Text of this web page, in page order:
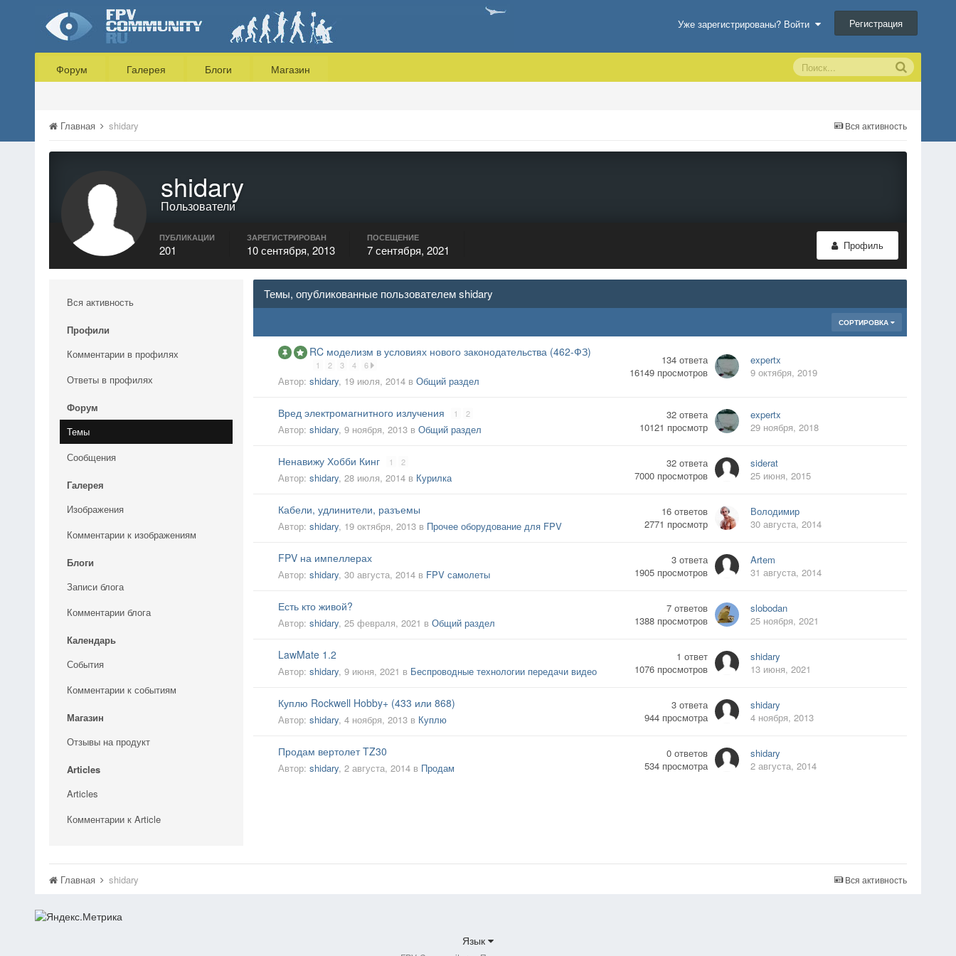
Уже зарегистрированы? Войти Регистрация
Форум Галерея Блоги Магазин
Вся активность
Главная shidary
shidary
Пользователи
Профиль
ПУБЛИКАЦИИ
201
ЗАРЕГИСТРИРОВАН
10 сентября, 2013
ПОСЕЩЕНИЕ
7 сентября, 2021
Вся активность
Профили
Комментарии в профилях
Ответы в профилях
Форум
Темы
Сообщения
Галерея
Изображения
Комментарии к изображениям
Блоги
Записи блога
Комментарии блога
Календарь
События
Комментарии к событиям
Магазин
Отзывы на продукт
Articles
Articles
Комментарии к Article
Темы, опубликованные пользователем shidary
СОРТИРОВКА
RC моделизм в условиях нового законодательства (462-ФЗ)
1 2 3 4 6
Автор: shidary, 19 июля, 2014в Общий раздел
134 ответа
16149 просмотров
expertx
9 октября, 2019
Вред электромагнитного излучения 1 2
Автор: shidary, 9 ноября, 2013в Общий раздел
32 ответа
10121 просмотр
expertx
29 ноября, 2018
Ненавижу Хобби Кинг 1 2
Автор: shidary, 28 июля, 2014в Курилка
32 ответа
7000 просмотров
siderat
25 июня, 2015
Кабели, удлинители, разъемы
Автор: shidary, 19 октября, 2013в Прочее оборудование для FPV
16 ответов
2771 просмотр
Володимир
30 августа, 2014
FPV на импеллерах
Автор: shidary, 30 августа, 2014в FPV самолеты
3 ответа
1905 просмотров
Artem
31 августа, 2014
Есть кто живой?
Автор: shidary, 25 февраля, 2021 в Общий раздел
7 ответов
1388 просмотров
slobodan
25 ноября, 2021
LawMate 1.2
Автор: shidary, 9 июня, 2021 в Беспроводные технологии передачи видео
1 ответ
1076 просмотров
shidary
13 июня, 2021
Куплю Rockwell Hobby+ (433 или 868)
Автор: shidary, 4 ноября, 2013в Куплю
3 ответа
944 просмотра
shidary
4 ноября, 2013
Продам вертолет TZ30
Автор: shidary, 2 августа, 2014в Продам
0 ответов
534 просмотра
shidary
2 августа, 2014
Вся активность
Главная shidary
Язык